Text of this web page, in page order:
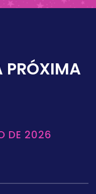
PRÓXIMA
DE 2026